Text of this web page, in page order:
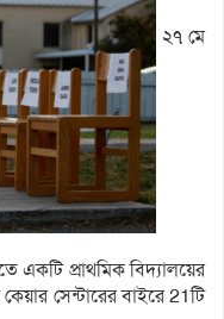
২৭ মে
একটি প্রাথমিক বিদ্যালয়ের
সেন্টারের বাইরে 21টি